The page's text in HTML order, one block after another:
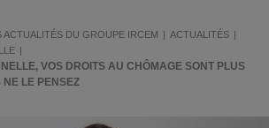
ACTUALITÉS DU GROUPE IRCEM
ACTUALITÉS
VOS DROITS AU CHÔMAGE SONT PLUS
NE LE PENSEZ